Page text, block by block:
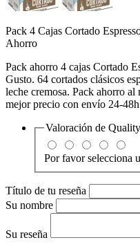
Pack 4 Cajas Cortado
Ahorro
Pack ahorro 4 cajas Cortado
Gusto. 64 cortados clásicos
leche cremosa. Pack ahorro
mejor precio con envío 24-
Valoración de Quality
Por favor selecciona
Título de tu reseña
Su nombre
Su reseña